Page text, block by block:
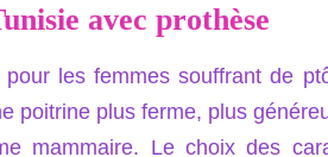
avec prothèse
pour les femmes souffrant de
poitrine plus ferme, plus
mammaire. Le choix des